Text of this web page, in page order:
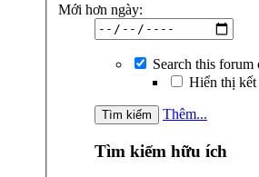
Mới hơn ngày:
Search this forum
Hiển thị kết
Thêm...
Tìm kiếm hữu ích